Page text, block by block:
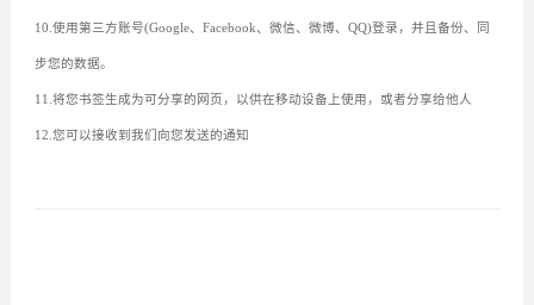
10.使用第三方账号(Google、Facebook、微信、微博、QQ)登录，并且备份、同
步您的数据。
11.将您书签生成为可分享的网页，以供在移动设备上使用，或者分享给他人
12.您可以接收到我们向您发送的通知